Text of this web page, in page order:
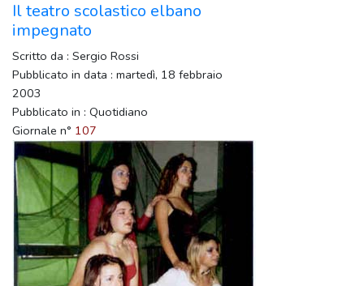
Il teatro scolastico elbano
impegnato
Scritto da : Sergio Rossi
Pubblicato in data : martedì, 18 febbraio
2003
Pubblicato in : Quotidiano
Giornale n° 107